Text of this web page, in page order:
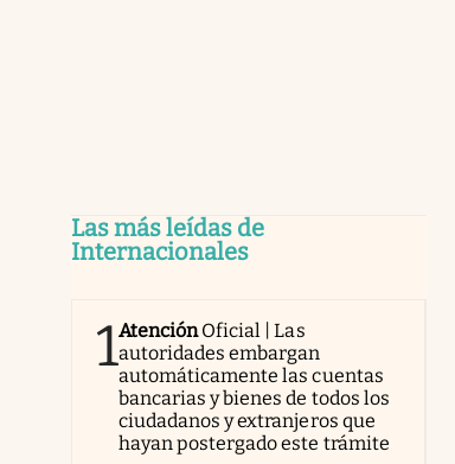
Las más leídas de
Internacionales
1AtenciónOficial | Las
autoridades embargan
automáticamente las cuentas
bancarias y bienes de todos los
ciudadanos y extranjeros que
hayan postergado este trámite